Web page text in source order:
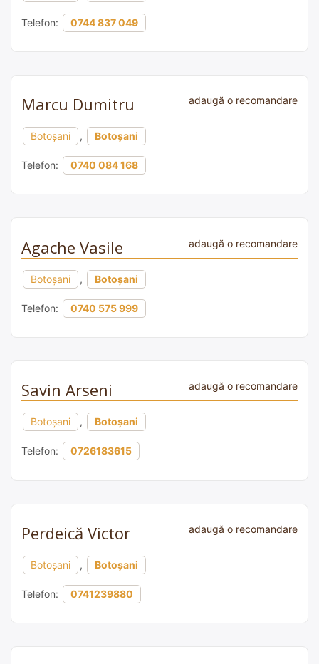
Telefon: 0744 837 049
Marcu Dumitru adaugă o recomandare
Botoșani , Botoșani
Telefon: 0740 084 168
Agache Vasile adaugă o recomandare
Botoșani , Botoșani
Telefon: 0740 575 999
Savin Arseni adaugă o recomandare
Botoșani , Botoșani
Telefon: 0726183615
Perdeică Victor adaugă o recomandare
Botoșani , Botoșani
Telefon: 0741239880